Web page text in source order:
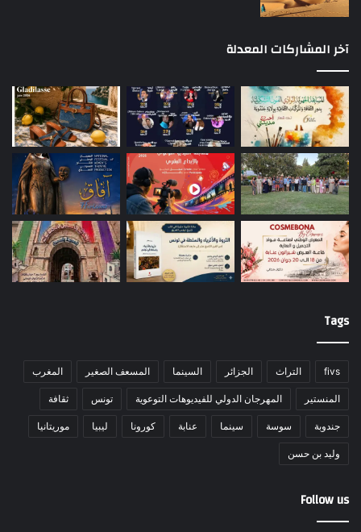
آخر المشاركات المعدلة
Tags
fivs التراث الجزائر السينما المسعف الصغير المغرب
المنستير المهرجان الدولي للفيديوهات التوعوية تونس ثقافة
جندوبة سوسة سينما عنابة كورونا ليبيا موريتانيا
وليد بن حسن
Follow us